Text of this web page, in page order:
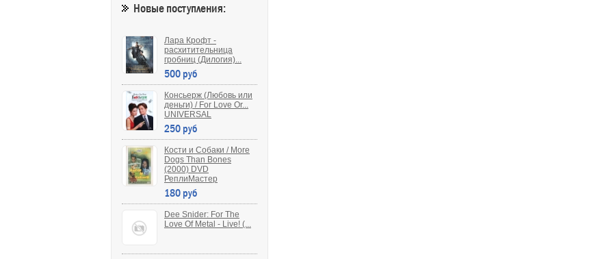
Новые поступления:
Лара Крофт -
расхитительница
гробниц (Дилогия)...
500 руб
Консьерж (Любовь или
деньги) / For Love Or...
UNIVERSAL
250 руб
Кости и Собаки / More
Dogs Than Bones
(2000) DVD
РеплиМастер
180 руб
Dee Snider: For The
Love Of Metal - Live! (...